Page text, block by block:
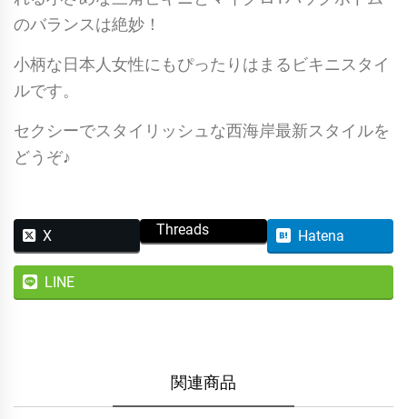
のバランスは絶妙！
小柄な日本人女性にもぴったりはまるビキニスタイ
ルです。
セクシーでスタイリッシュな西海岸最新スタイルを
どうぞ♪
X Threads Hatena
LINE
関連商品